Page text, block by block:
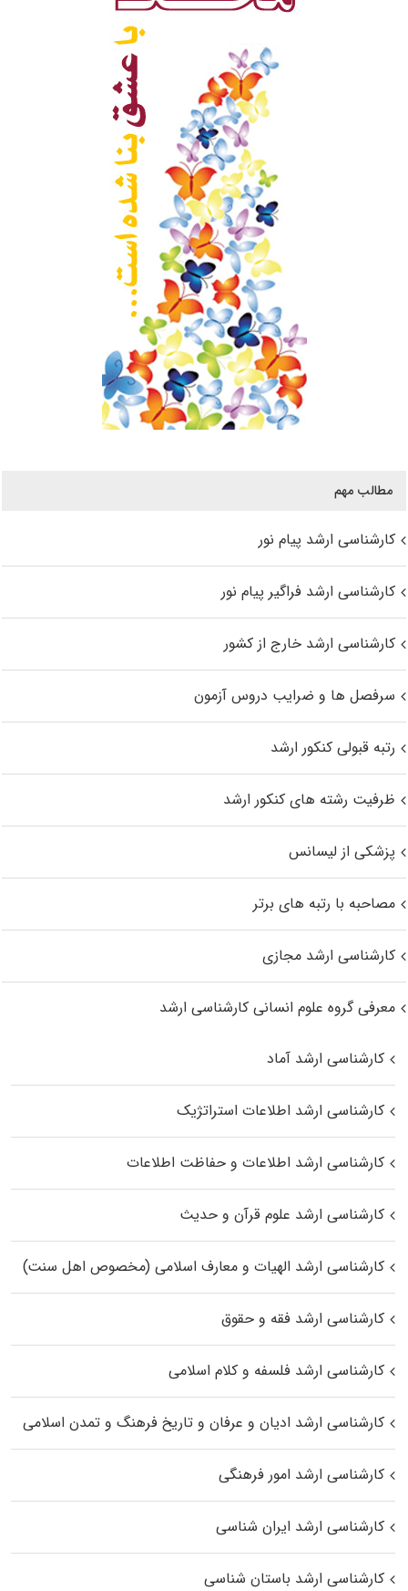
مطالب مهم
کارشناسی ارشد پیام نور
کارشناسی ارشد فراگیر پیام نور
کارشناسی ارشد خارج از کشور
سرفصل ها و ضرایب دروس آزمون
رتبه قبولی کنکور ارشد
ظرفیت رشته های کنکور ارشد
پزشکی از لیسانس
مصاحبه با رتبه های برتر
کارشناسی ارشد مجازی
معرفی گروه علوم انسانی کارشناسی ارشد
کارشناسی ارشد آماد
کارشناسی ارشد اطلاعات استراتژیک
کارشناسی ارشد اطلاعات و حفاظت اطلاعات
کارشناسی ارشد علوم قرآن و حدیث
کارشناسی ارشد الهیات و معارف اسلامی (مخصوص اهل سنت)
کارشناسی ارشد فقه و حقوق
کارشناسی ارشد فلسفه و کلام اسلامی
کارشناسی ارشد ادیان و عرفان و تاریخ فرهنگ و تمدن اسلامی
کارشناسی ارشد امور فرهنگی
کارشناسی ارشد ایران شناسی
کارشناسی ارشد باستان شناسی